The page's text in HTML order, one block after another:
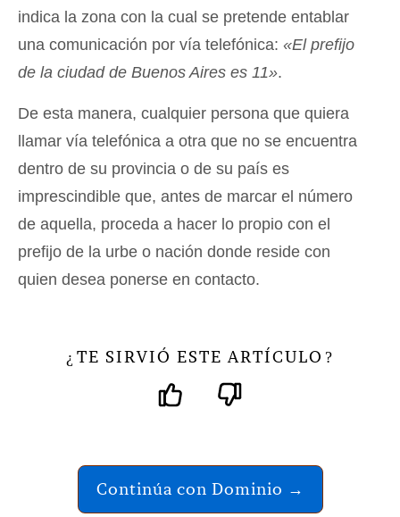
indica la zona con la cual se pretende entablar
una comunicación por vía telefónica: «El prefijo
de la ciudad de Buenos Aires es 11».
De esta manera, cualquier persona que quiera
llamar vía telefónica a otra que no se encuentra
dentro de su provincia o de su país es
imprescindible que, antes de marcar el número
de aquella, proceda a hacer lo propio con el
prefijo de la urbe o nación donde reside con
quien desea ponerse en contacto.
¿ TE SIRVIÓ ESTE ARTÍCULO ?
Continúa con Dominio →